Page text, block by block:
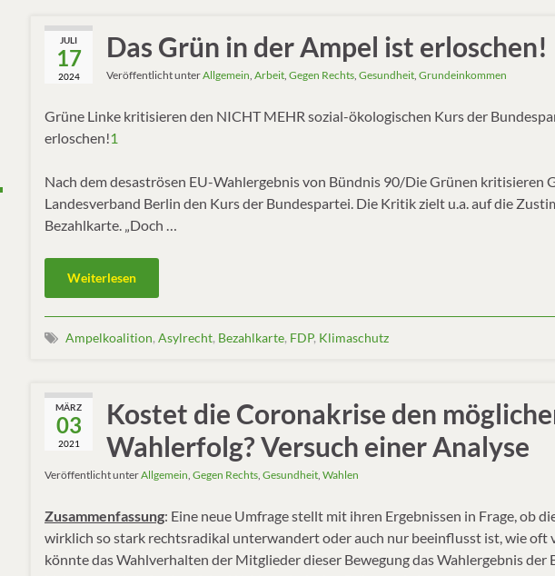
JULI
17
2024
Das Grün in der Ampel ist erloschen!
Veröffentlicht unterAllgemein Arbeit Gegen Rechts Gesundheit Grundeinkommen
Grüne Linke kritisieren den NICHT MEHR sozial-ökologischen Kurs der
erloschen!1
Nach dem desaströsen EU-Wahlergebnis von Bündnis 90/Die Grünen kritisieren
Landesverband Berlin den Kurs der Bundespartei. Die Kritik zielt u.a. auf die
Bezahlkarte. „Doch …
Weiterlesen
Ampelkoalition, Asylrecht, Bezahlkarte, FDP, Klimaschutz
MÄRZ
03
2021
Kostet die Coronakrise den
Wahlerfolg? Versuch einer Analyse
Veröffentlicht unterAllgemein Gegen Rechts Gesundheit Wahlen
Zusammenfassung: Eine neue Umfrage stellt mit ihren Ergebnissen in Frage, ob
wirklich so stark rechtsradikal unterwandert oder auch nur beeinflusst ist, wie
könnte das Wahlverhalten der Mitglieder dieser Bewegung das Wahlergebnis der